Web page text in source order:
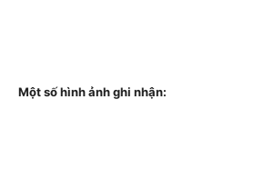
Một số hình ảnh ghi nhận: